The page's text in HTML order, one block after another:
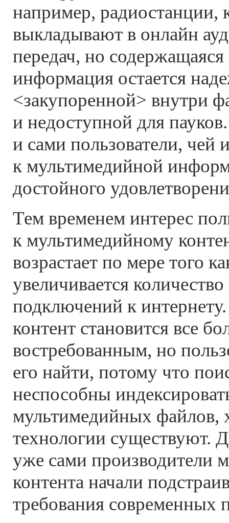
например, радиостанции,
выкладывают в онлайн
передач, но содержащаяся
информация остается
<закупоренной> внутри
и недоступной для
и сами пользователи, чей
к мультимедийной
достойного
Тем временем интерес
к мультимедийному
возрастает по мере того
увеличивается
подключений к
контент становится все
востребованным, но
его найти, потому что
неспособны
мультимедийных файлов,
технологии существуют.
уже сами производители
контента начали
требования